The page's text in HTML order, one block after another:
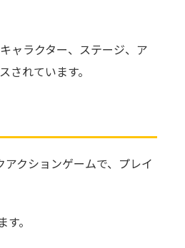
ャラクター、ステージ、ア
れています。
クションゲームで、プレイ
。